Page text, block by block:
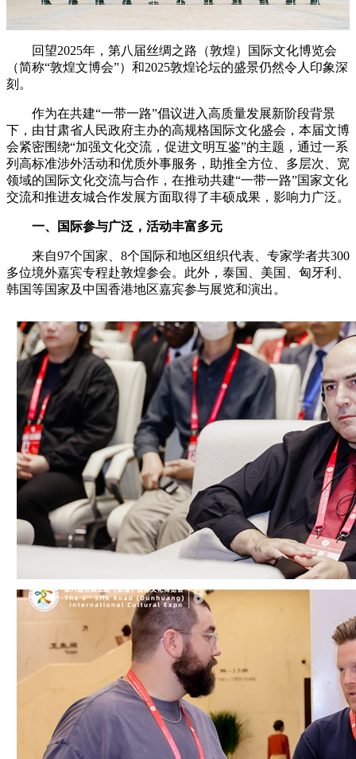
回望2025年，第八届丝绸之路（敦煌）国际文化博览会
（简称“敦煌文博会”）和2025敦煌论坛的盛景仍然令人印象深
刻。
作为在共建“一带一路”倡议进入高质量发展新阶段背景
下，由甘肃省人民政府主办的高规格国际文化盛会，本届文博
会紧密围绕“加强文化交流，促进文明互鉴”的主题，通过一系
列高标准涉外活动和优质外事服务，助推全方位、多层次、宽
领域的国际文化交流与合作，在推动共建“一带一路”国家文化
交流和推进友城合作发展方面取得了丰硕成果，影响力广泛。
一、国际参与广泛，活动丰富多元
来自97个国家、8个国际和地区组织代表、专家学者共300
多位境外嘉宾专程赴敦煌参会。此外，泰国、美国、匈牙利、
韩国等国家及中国香港地区嘉宾参与展览和演出。